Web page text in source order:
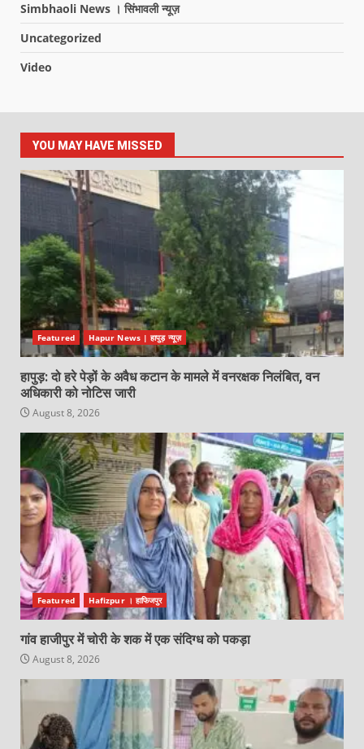
Simbhaoli News । सिंभावली न्यूज़
Uncategorized
Video
YOU MAY HAVE MISSED
Featured Hapur News | हापुड़ न्यूज़
हापुड़: दो हरे पेड़ों के अवैध कटान के मामले में वनरक्षक निलंबित, वन
अधिकारी को नोटिस जारी
August 8, 2026
Featured Hafizpur । हाफिजपुर
गांव हाजीपुर में चोरी के शक में एक संदिग्ध को पकड़ा
August 8, 2026